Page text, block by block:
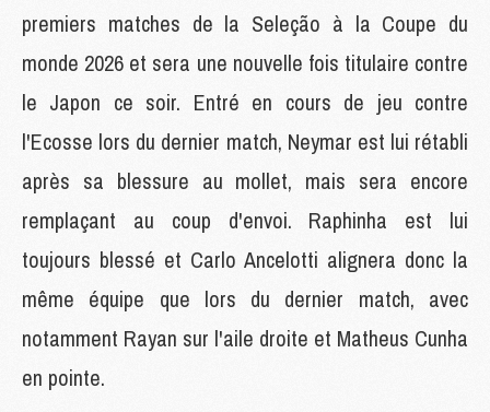
premiers matches de la Seleção à la Coupe du
monde 2026 et sera une nouvelle fois titulaire contre
le Japon ce soir. Entré en cours de jeu contre
l'Ecosse lors du dernier match, Neymar est lui rétabli
après sa blessure au mollet, mais sera encore
remplaçant au coup d'envoi. Raphinha est lui
toujours blessé et Carlo Ancelotti alignera donc la
même équipe que lors du dernier match, avec
notamment Rayan sur l'aile droite et Matheus Cunha
en pointe.